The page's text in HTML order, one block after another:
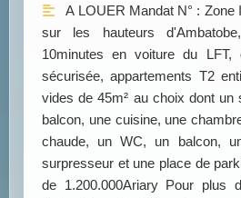
A LOUER Mandat N° : Zone
sur les hauteurs
10minutes en voiture du LFT,
sécurisée, appartements T2
vides de 45m² au choix dont un
balcon, une cuisine, une
chaude, un WC, un balcon,
surpresseur et une place de
de 1.200.000Ariary Pour plus